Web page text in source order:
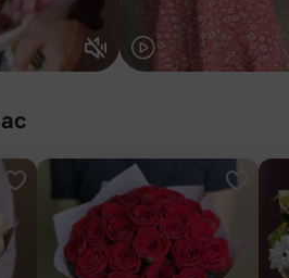
Добавить в избранное